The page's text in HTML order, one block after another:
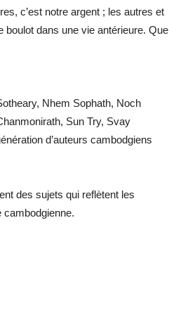
c’est notre argent ; les autres et
boulot dans une vie antérieure. Que
Nhem Sophath, Noch
Sun Try, Svay
d’auteurs cambodgiens
des sujets qui reflètent les
cambodgienne.